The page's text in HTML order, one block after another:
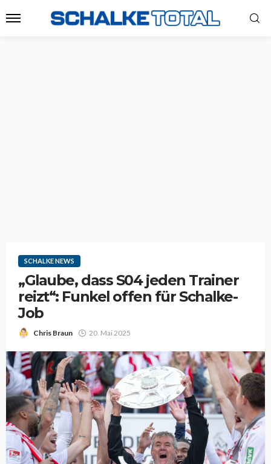
SCHALKE NEWS
„Glaube, dass S04 jeden Trainer
reizt“: Funkel offen für Schalke-
Job
Chris Braun 20. Mai 2025